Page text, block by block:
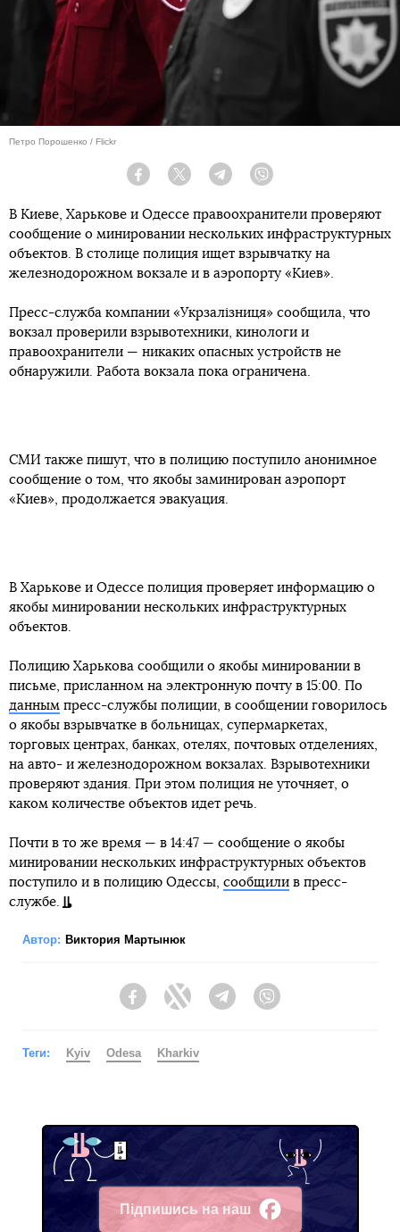
Петро Порошенко / Flickr
Facebook Twitter Telegram
В Киеве, Харькове и Одессе правоохранители проверяют
сообщение о минировании нескольких инфраструктурных
объектов. В столице полиция ищет взрывчатку на
железнодорожном вокзале и в аэропорту «Киев».
Пресс-служба компании «Укрзалізниця» сообщила, что
вокзал проверили взрывотехники, кинологи и
правоохранители — никаких опасных устройств не
обнаружили. Работа вокзала пока ограничена.
СМИ также пишут, что в полицию поступило анонимное
сообщение о том, что якобы заминирован аэропорт
«Киев», продолжается эвакуация.
В Харькове и Одессе полиция проверяет информацию о
якобы минировании нескольких инфраструктурных
объектов.
Полицию Харькова сообщили о якобы минировании в
письме, присланном на электронную почту в 15:00. По
данным пресс-службы полиции, в сообщении говорилось
о якобы взрывчатке в больницах, супермаркетах,
торговых центрах, банках, отелях, почтовых отделениях,
на авто- и железнодорожном вокзалах. Взрывотехники
проверяют здания. При этом полиция не уточняет, о
каком количестве объектов идет речь.
Почти в то же время — в 14:47 — сообщение о якобы
минировании нескольких инфраструктурных объектов
поступило и в полицию Одессы, сообщили в пресс-
службе.
Автор: Виктория Мартынюк
FacebookTwitter Telegram
Теги: Kyiv Odesa Kharkiv
Підпишись на наш
Facebook